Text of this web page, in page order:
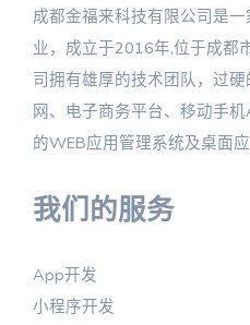
成都金福来科技有限公司是
业，成立于2016年,位于成都
司拥有雄厚的技术团队，过
网、电子商务平台、移动手
的WEB应用管理系统及桌面
我们的服务
App开发
小程序开发